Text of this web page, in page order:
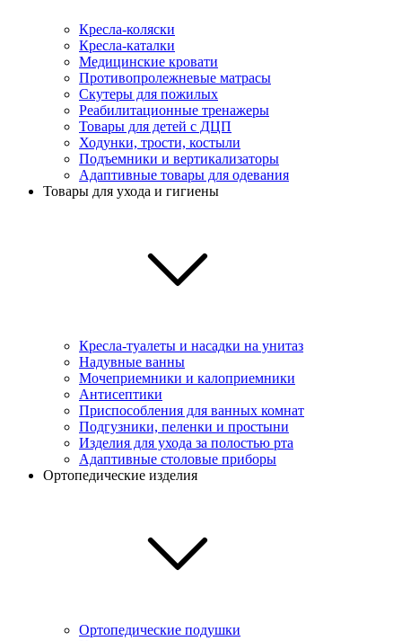
Кресла-коляски
Кресла-каталки
Медицинские кровати
Противопролежневые матрасы
Скутеры для пожилых
Реабилитационные тренажеры
Товары для детей с ДЦП
Ходунки, трости, костыли
Подъемники и вертикализаторы
Адаптивные товары для одевания
Товары для ухода и гигиены
Кресла-туалеты и насадки на унитаз
Надувные ванны
Мочеприемники и калоприемники
Антисептики
Приспособления для ванных комнат
Подгузники, пеленки и простыни
Изделия для ухода за полостью рта
Адаптивные столовые приборы
Ортопедические изделия
Ортопедические подушки